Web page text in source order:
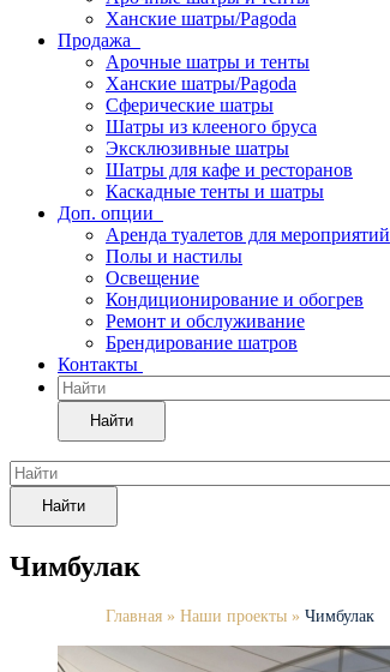
Ханские шатры/Pagoda
Продажа
Арочные шатры и тенты
Ханские шатры/Pagoda
Сферические шатры
Шатры из клееного бруса
Эксклюзивные шатры
Шатры для кафе и ресторанов
Каскадные тенты и шатры
Доп. опции
Аренда туалетов для мероприятий
Полы и настилы
Освещение
Кондиционирование и обогрев
Ремонт и обслуживание
Брендирование шатров
Контакты
Найти
Найти
Чимбулак
Главная » Наши проекты » Чимбулак